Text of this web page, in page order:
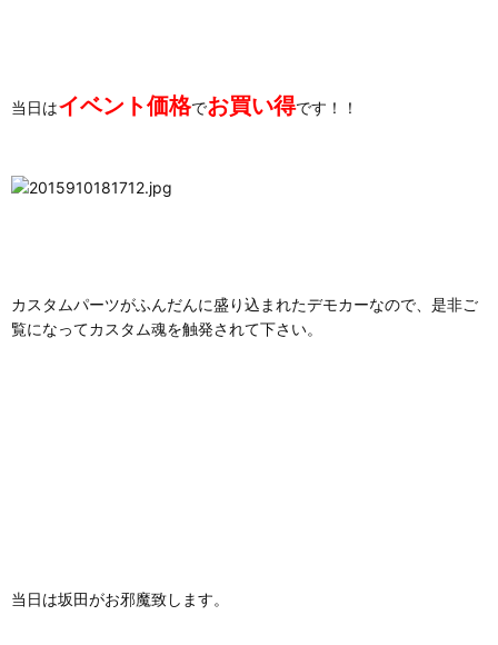
当日はイベント価格でお買い得です！！
カスタムパーツがふんだんに盛り込まれたデモカーなので、是非ご
覧になってカスタム魂を触発されて下さい。
当日は坂田がお邪魔致します。